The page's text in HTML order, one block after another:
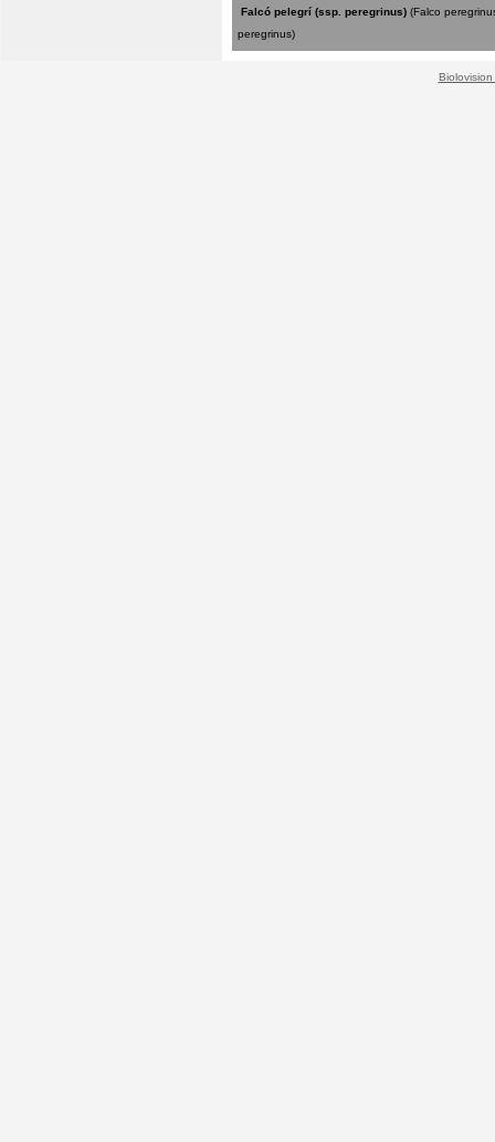
Falcó pelegrí (ssp. peregrinus) (Falco
peregrinus)
Biolovision